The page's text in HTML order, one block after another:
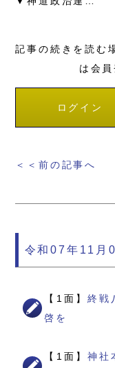
記事の続きを読む
は会
ログイン
＜＜前の記事へ
令和07年11月
【1面】終戦
啓を
【1面】神